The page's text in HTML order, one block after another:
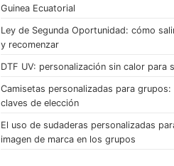
Guinea Ecuatorial
Ley de Segunda Oportunidad: cómo
y recomenzar
DTF UV: personalización sin calor para
Camisetas personalizadas para
claves de elección
El uso de sudaderas personalizadas
imagen de marca en los grupos